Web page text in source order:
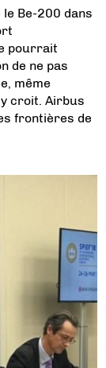
Be-200 dans
pourrait
de ne pas
même
croit. Airbus
frontières de